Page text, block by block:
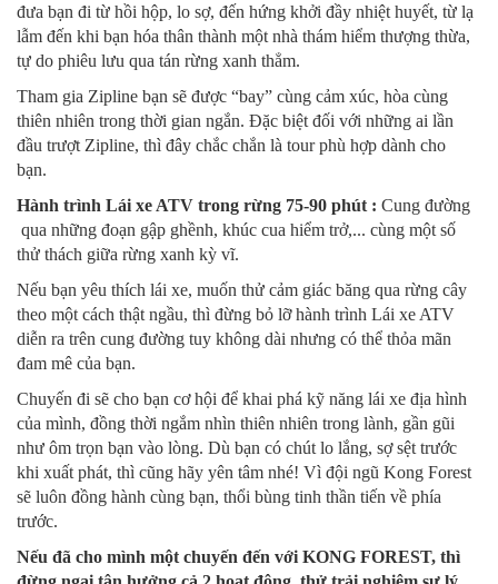
đưa bạn đi từ hồi hộp, lo sợ, đến hứng khởi đầy nhiệt huyết, từ lạ
lẫm đến khi bạn hóa thân thành một nhà thám hiểm thượng thừa,
tự do phiêu lưu qua tán rừng xanh thẳm.
Tham gia Zipline bạn sẽ được “bay” cùng cảm xúc, hòa cùng
thiên nhiên trong thời gian ngắn. Đặc biệt đối với những ai lần
đầu trượt Zipline, thì đây chắc chắn là tour phù hợp dành cho
bạn.
Hành trình Lái xe ATV trong rừng 75-90 phút : Cung đường
qua những đoạn gập ghềnh, khúc cua hiểm trở,... cùng một số
thử thách giữa rừng xanh kỳ vĩ.
Nếu bạn yêu thích lái xe, muốn thử cảm giác băng qua rừng cây
theo một cách thật ngầu, thì đừng bỏ lỡ hành trình Lái xe ATV
diễn ra trên cung đường tuy không dài nhưng có thể thỏa mãn
đam mê của bạn.
Chuyến đi sẽ cho bạn cơ hội để khai phá kỹ năng lái xe địa hình
của mình, đồng thời ngắm nhìn thiên nhiên trong lành, gần gũi
như ôm trọn bạn vào lòng. Dù bạn có chút lo lắng, sợ sệt trước
khi xuất phát, thì cũng hãy yên tâm nhé! Vì đội ngũ Kong Forest
sẽ luôn đồng hành cùng bạn, thổi bùng tinh thần tiến về phía
trước.
Nếu đã cho mình một chuyến đến với KONG FOREST, thì